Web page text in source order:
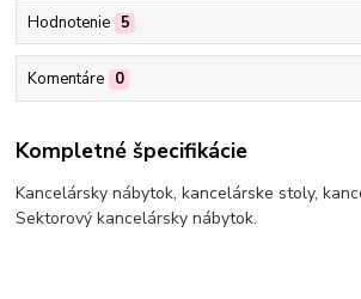
Hodnotenie 5
Komentáre 0
Kompletné špecifikácie
Kancelársky nábytok, kancelárske stoly,
Sektorový kancelársky nábytok.